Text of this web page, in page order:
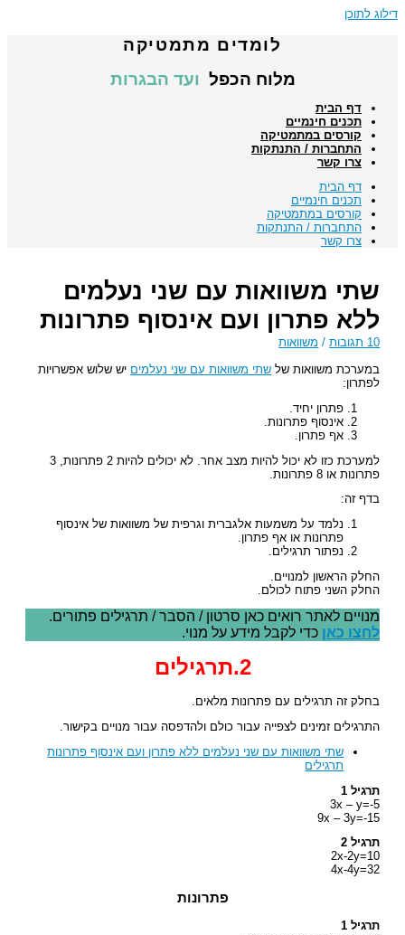
לתוכן
לומדים מתמטיקה
מלוח הכפלועד הבגרות
דף הבית
תכנים חינמיים
קורסים במתמטיקה
התחברות / התנתקות
צרו קשר
דף הבית
תכנים חינמיים
קורסים במתמטיקה
התחברות / התנתקות
צרו קשר
שתי משוואות עם שני נעלמים
ללא פתרון ועם אינסוף פתרונות
/משוואות
במערכת משוואות שלשתי משוואות עם שני נעלמיםיש שלוש אפשרויות
לפתרון:
פתרון יחיד.
אינסוף פתרונות.
אף פתרון.
למערכת כזו לא יכול להיות מצב אחר. לא יכולים להיות 2 פתרונות, 3
פתרונות או 8 פתרונות.
בדף זה:
נלמד על משמעות אלגברית וגרפית של משוואות של אינסוף
פתרונות או אף פתרון.
נפתור תרגילים.
החלק הראשון למנויים.
החלק השני פתוח לכולם.
מנויים לאתר רואים כאן סרטון / הסבר / תרגילים פתורים.
לחצו כאןכדי לקבל מידע על מנוי.
בחלק זה תרגילים עם פתרונות מלאים.
התרגילים זמינים לצפייה עבור כולם ולהדפסה עבור מנויים בקישור.
שתי משוואות עם שני נעלמים ללא פתרון ועם אינסוף פתרונות
תרגילים
תרגיל 1
3x – y=-5
9x – 3y=-15
תרגיל 2
2x-2y=10
4x-4y=32
פתרונות
תרגיל 1